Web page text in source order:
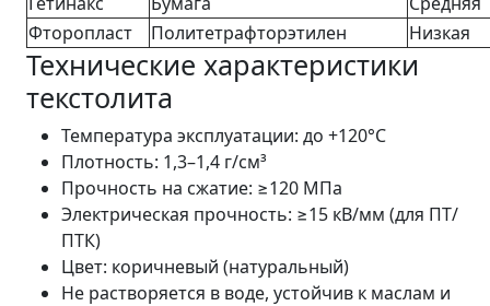
Фторопласт
Политетрафторэтилен Низкая
Технические характеристики
текстолита
Температура эксплуатации: до +120°C
Плотность: 1,3–1,4 г/см³
Прочность на сжатие: ≥120 МПа
Электрическая прочность: ≥15 кВ/мм (для ПТ/
ПТК)
Цвет: коричневый (натуральный)
Не растворяется в воде, устойчив к маслам и